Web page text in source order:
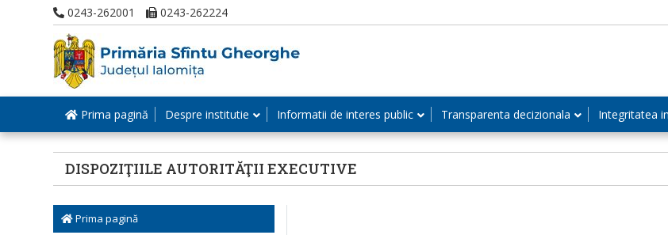
0243-262001 0243-262224
Prima pagină Despre institutie Informatii de interes public Transparenta decizionala Integritatea
DISPOZIŢIILE AUTORITĂŢII EXECUTIVE
Prima pagină